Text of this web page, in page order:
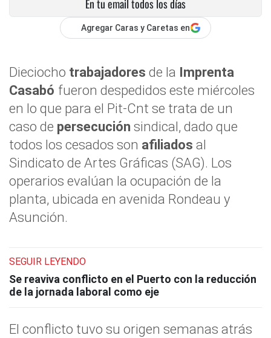
En tu email todos los días
Agregar Caras y Caretas en
Dieciocho trabajadores de la Imprenta
Casabó fueron despedidos este miércoles
en lo que para el Pit-Cnt se trata de un
caso de persecución sindical, dado que
todos los cesados son afiliados al
Sindicato de Artes Gráficas (SAG). Los
operarios evalúan la ocupación de la
planta, ubicada en avenida Rondeau y
Asunción.
SEGUIR LEYENDO
Se reaviva conflicto en el Puerto con la reducción
de la jornada laboral como eje
El conflicto tuvo su origen semanas atrás